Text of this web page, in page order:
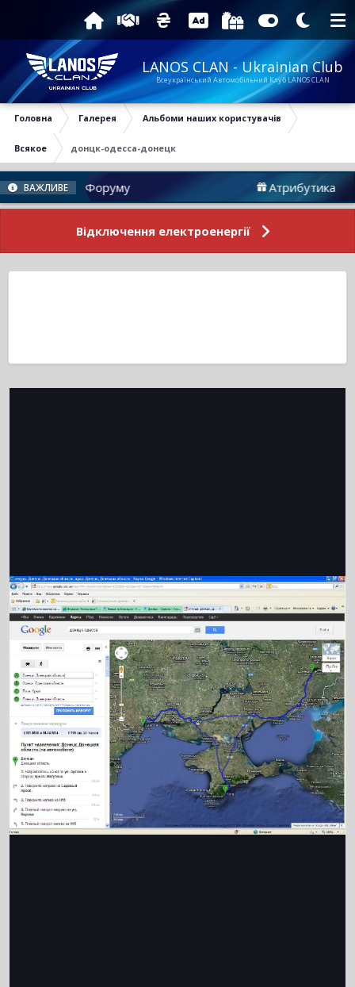
LANOS CLAN - Ukrainian Club
Всеукраїнський Автомобільний Клуб LANOS CLAN
Головна Галерея Альбоми наших користувачів
Всякое донцк-одесса-донецк
ВАЖЛИВЕ
Новини Форуму Атрибутика
Відключення електроенергії